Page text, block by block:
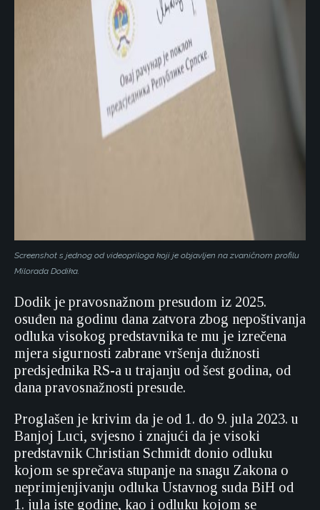
Screenshot s jednog od videopriloga koji je objavljen na zvaničnom profilu
Milorada Dodika.
Dodik je pravosnažnom presudom iz 2025.
osuđen na godinu dana zatvora zbog nepoštivanja
odluka visokog predstavnika te mu je izrečena
mjera sigurnosti zabrane vršenja dužnosti
predsjednika RS-a u trajanju od šest godina, od
dana pravosnažnosti presude.
Proglašen je krivim da je od 1. do 9. jula 2023. u
Banjoj Luci, svjesno i znajući da je visoki
predstavnik Christian Schmidt donio odluku
kojom se sprečava stupanje na snagu Zakona o
neprimjenjivanju odluka Ustavnog suda BiH od
1. jula iste godine, kao i odluku kojom se